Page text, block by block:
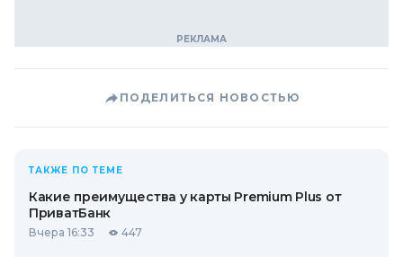
ПОДЕЛИТЬСЯ НОВОСТЬЮ
ТАКЖЕ ПО ТЕМЕ
Какие преимущества у карты Premium Plus от
ПриватБанк
Вчера 16:33 447